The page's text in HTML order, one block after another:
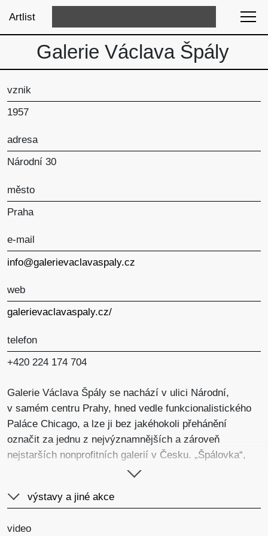
Artlist
Galerie Václava Špály
vznik
1957
adresa
Národní 30
město
Praha
e-mail
info@galerievaclavaspaly.cz
web
galerievaclavaspaly.cz/
telefon
+420 224 174 704
Galerie Václava Špály se nachází v ulici Národní,
v samém centru Prahy, hned vedle funkcionalistického
Paláce Chicago, a lze ji bez jakéhokoli přehánění
označit za jednu z nejvýznamnějších a zároveň
nejstarších nonprofitních galerií v Česku. „Špálovka“,
jak se galerii přezdívá, ze své symbolické funkce čerpá
české výtvarné scény, zejména Jindřichem
a v porevolučních letech pak Jaroslavem Krbůškem.
výstavy a jiné akce
video